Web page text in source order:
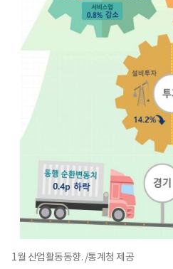
1월 산업활동동향. /통계청 제공